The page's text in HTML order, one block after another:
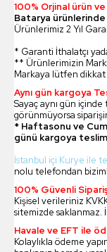
100% Orjinal ürün
Batarya
Ürünlerimiz 2 Yıl
* Garanti İthalatçı
** Ürünlerimizin
Markaya lütfen
Aynı gün kargoya
Sayaç aynı gün içinde
görünmüyorsa
* Haftasonu ve
günü kargoya
İstanbul içi Kurye ile
nolu telefondan
100% Güvenli
Kişisel verileriniz
sitemizde saklanmaz.
Havale ve EFT ile
Kolaylıkla ödeme